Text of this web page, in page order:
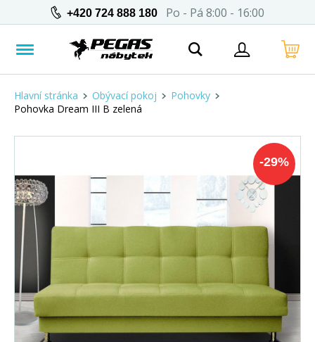
+420 724 888 180 Po - Pá 8:00 - 16:00
Hlavní stránka Obývací pokoj
Pohovky
Pohovka Dream III B zelená
-29%